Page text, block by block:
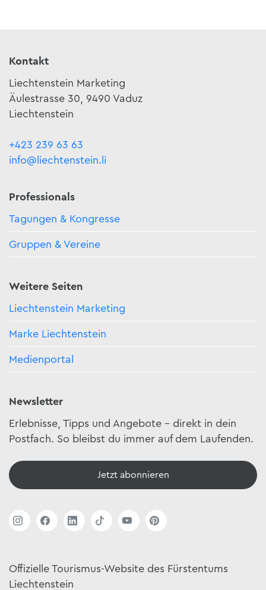
Kontakt
Liechtenstein Marketing
Äulestrasse 30, 9490 Vaduz
Liechtenstein
+423 239 63 63
info@liechtenstein.li
Professionals
Tagungen & Kongresse
Gruppen & Vereine
Weitere Seiten
Liechtenstein Marketing
Marke Liechtenstein
Medienportal
Newsletter
Erlebnisse, Tipps und Angebote – direkt in dein
Postfach. So bleibst du immer auf dem Laufenden.
Jetzt abonnieren
Offizielle Tourismus-Website des Fürstentums
Liechtenstein